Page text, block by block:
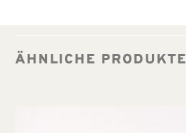
ÄHNLICHE PRODUKTE